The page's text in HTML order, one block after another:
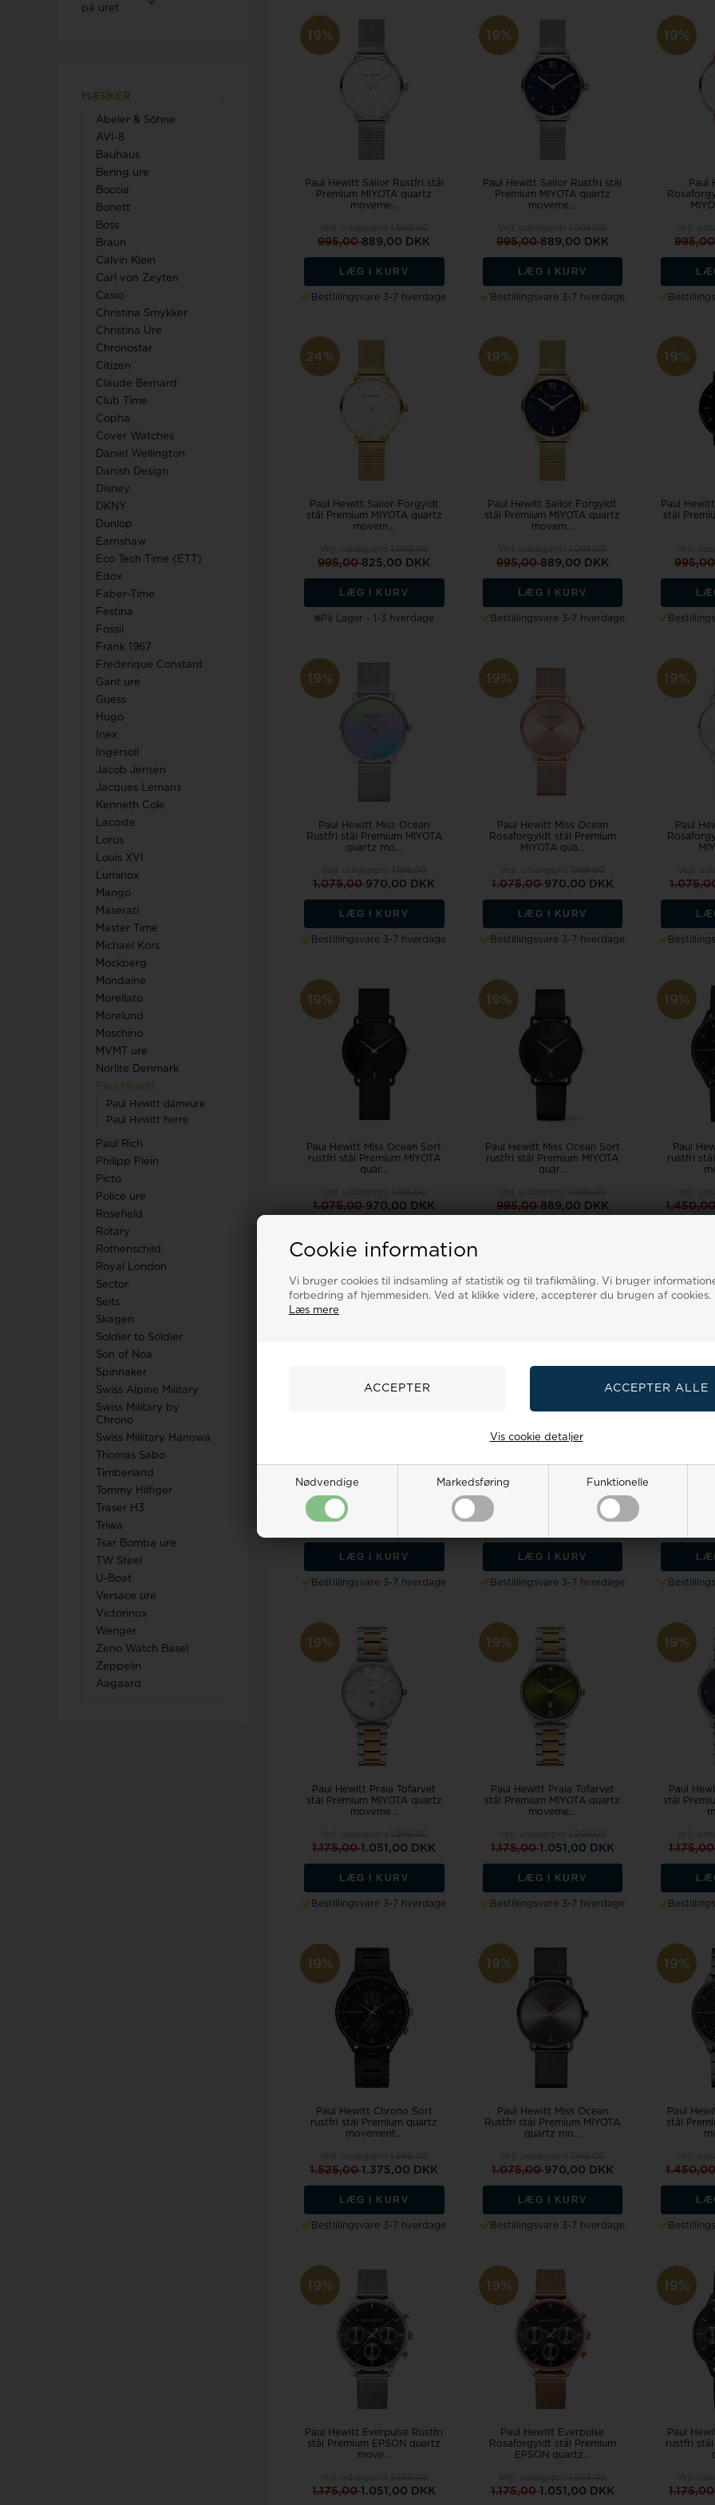
Cookie information
Vi bruger cookies til indsamling af statistik og til trafikmåling. Vi bruger
forbedring af hjemmesiden. Ved at klikke videre, accepterer du brugen af cookies.
Læs mere
Nødvendige Markedsføring Funktionelle
Vis cookie detaljer
Jacques Lemans
Kenneth Cole
Royal London
Sector
Skagen
Son of Noa
Spinnaker
Zeno Watch Basel
Zeppelin
på uret
MÆRKER
Abeler & Söhne
AVI-8
Bauhaus
Bering ure
Boccia
Bonett
Boss
Braun
Calvin Klein
Carl von Zeyten
Casio
Christina Smykker
Christina Ure
Chronostar
Citizen
Claude Bernard
Club Time
Copha
Cover Watches
Daniel Wellington
Danish Design
Disney
DKNY
Dunlop
Earnshaw
Eco Tech Time (ETT)
Edox
Faber-Time
Festina
Fossil
Frank 1967
Frederique Constant
Gant ure
Guess
Hugo
Inex
Ingersoll
Jacob Jensen
Jacques Lemans
Kenneth Cole
Lacoste
Lorus
Louis XVI
Luminox
Mango
Maserati
Master Time
Michael Kors
Mockberg
Mondaine
Morellato
Morelund
Moschino
MVMT ure
Norlite Denmark
Paul Hewitt
Paul Hewitt dameure
Paul Hewitt herre
Paul Rich
Philipp Plein
Picto
Police ure
Rosefield
Rotary
Rothenschild
Royal London
Sector
Seits
Skagen
Soldier to Soldier
Son of Noa
Spinnaker
Swiss Alpine Military
Swiss Military by
Chrono
Swiss Millitary Hanowa
Thomas Sabo
Timberland
Tommy Hilfiger
Traser H3
Triwa
Tsar Bomba ure
TW Steel
U-Boat
Versace ure
Victorinox
Wenger
Zeno Watch Basel
Zeppelin
Aagaard
19%
Paul Hewitt Sailor Rustfri stål
Premium MIYOTA quartz
moveme...
995,00889,00 DKK
LÆG I KURV
Bestillingsvare 3-7 hverdage
19%
Paul Hewitt Sailor Rustfri stål
Premium MIYOTA quartz
moveme...
995,00889,00 DKK
LÆG I KURV
Bestillingsvare 3-7 hverdage
19%
Paul
24%
Paul Hewitt Sailor Forgyldt
stål Premium MIYOTA quartz
movem...
995,00825,00 DKK
LÆG I KURV
På Lager - 1-3 hverdage
19%
Paul Hewitt Sailor Forgyldt
stål Premium MIYOTA quartz
movem...
995,00889,00 DKK
LÆG I KURV
Bestillingsvare 3-7 hverdage
19%
Paul
stål
19%
Paul Hewitt Miss Ocean
Rustfri stål Premium MIYOTA
quartz mo...
1.075,00970,00 DKK
LÆG I KURV
Bestillingsvare 3-7 hverdage
19%
Paul Hewitt Miss Ocean
Rosaforgyldt stål Premium
MIYOTA qua...
1.075,00970,00 DKK
LÆG I KURV
Bestillingsvare 3-7 hverdage
19%
Paul
19%
Paul Hewitt Miss Ocean Sort
rustfri stål Premium MIYOTA
quar...
1.075,00970,00 DKK
19%
Paul Hewitt Miss Ocean Sort
rustfri stål Premium MIYOTA
quar...
995,00889,00 DKK
19%
Paul
rustfri
Paul Hewitt Chrono Sort
rustfri stål Premium quartz
movemen...
Vejl. udsalgspris
LÆG I KURV
Bestillingsvare 3-7 hverdage
Paul Hewitt Chrono Sort
rustfri stål Premium quartz
1.598,00
LÆG I KURV
Bestillingsvare 3-7 hverdage
Paul
rustfri
Vejl.
19%
Paul Hewitt Praia Tofarvet
stål Premium MIYOTA quartz
moveme...
1.175,001.051,00 DKK
LÆG I KURV
Bestillingsvare 3-7 hverdage
19%
Paul Hewitt Praia Tofarvet
stål Premium MIYOTA quartz
moveme...
1.175,001.051,00 DKK
LÆG I KURV
Bestillingsvare 3-7 hverdage
19%
Paul
stål
19%
Paul Hewitt Chrono Sort
rustfri stål Premium quartz
movement...
1.525,001.375,00 DKK
LÆG I KURV
Bestillingsvare 3-7 hverdage
19%
Paul Hewitt Miss Ocean
Rustfri stål Premium MIYOTA
quartz mo...
1.075,00970,00 DKK
LÆG I KURV
Bestillingsvare 3-7 hverdage
19%
Paul
stål
19%
Paul Hewitt Everpulse Rustfri
stål Premium EPSON quartz
move...
1.175,001.051,00 DKK
19%
Paul Hewitt Everpulse
Rosaforgyldt stål Premium
EPSON quartz...
1.175,001.051,00 DKK
19%
Paul
rustfri stål